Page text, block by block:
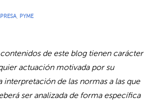
PYME
de este blog tienen carácter
actuación motivada por su
de las normas a las que
ser analizada de forma específica